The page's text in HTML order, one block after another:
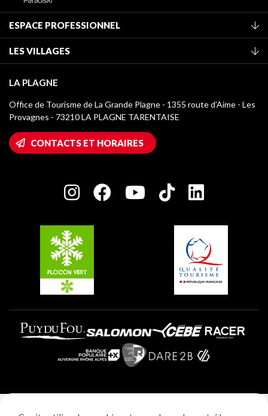
ESPACE PROFESSIONNEL
Classement des meublés
Taxe de séjour
Médiathèque
Logos La Plagne
Accès Wifi
Maison des Propriétaires
Charte des Acteurs Engagés
LES VILLAGES
Champagny-en-Vanoise
Montchavin - Les Coches
Plagne 1800
Plagne Villages
Plagne Aime 2000
LA PLAGNE
Office de Tourisme de La Grande Plagne - 1355 route d’Aime - Les
Provagnes - 73210 LA PLAGNE TARENTAISE
CONTACTS ET HORAIRES